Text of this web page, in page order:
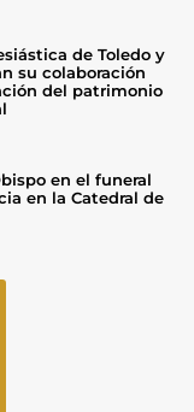
de Toledo y
su colaboración
del patrimonio
en el funeral
en la Catedral de